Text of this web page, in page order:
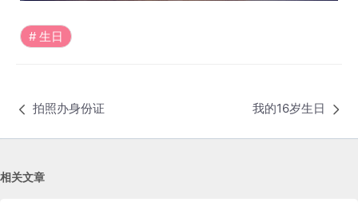
生日
拍照办身份证 我的16岁生日
相关文章